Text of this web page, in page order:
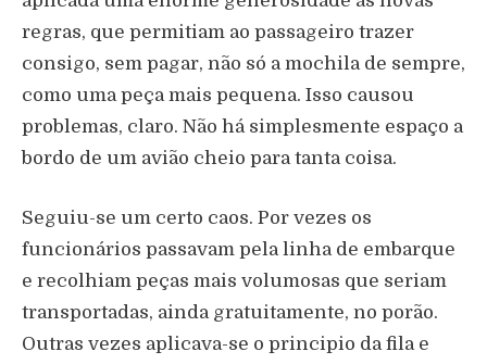
regras, que permitiam ao passageiro trazer
consigo, sem pagar, não só a mochila de sempre,
como uma peça mais pequena. Isso causou
problemas, claro. Não há simplesmente espaço a
bordo de um avião cheio para tanta coisa.
Seguiu-se um certo caos. Por vezes os
funcionários passavam pela linha de embarque
e recolhiam peças mais volumosas que seriam
transportadas, ainda gratuitamente, no porão.
Outras vezes aplicava-se o principio da fila e